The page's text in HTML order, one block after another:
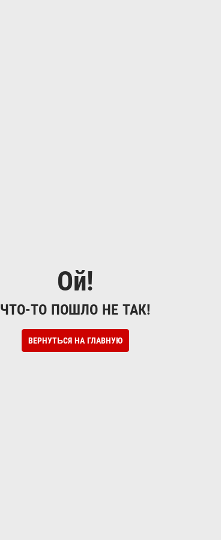
Ой!
ЧТО-ТО ПОШЛО НЕ ТАК!
ВЕРНУТЬСЯ НА ГЛАВНУЮ